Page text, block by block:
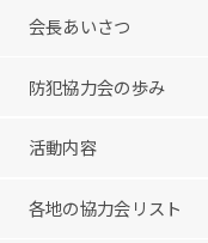
会長あいさつ
防犯協力会の歩み
活動内容
各地の協力会リスト